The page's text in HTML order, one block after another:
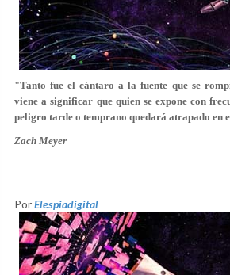
"Tanto fue el cántaro a la fuente que se
viene a significar que quien se expone con
peligro tarde o temprano quedará atrapado en
Zach Meyer
PorElespiadigital